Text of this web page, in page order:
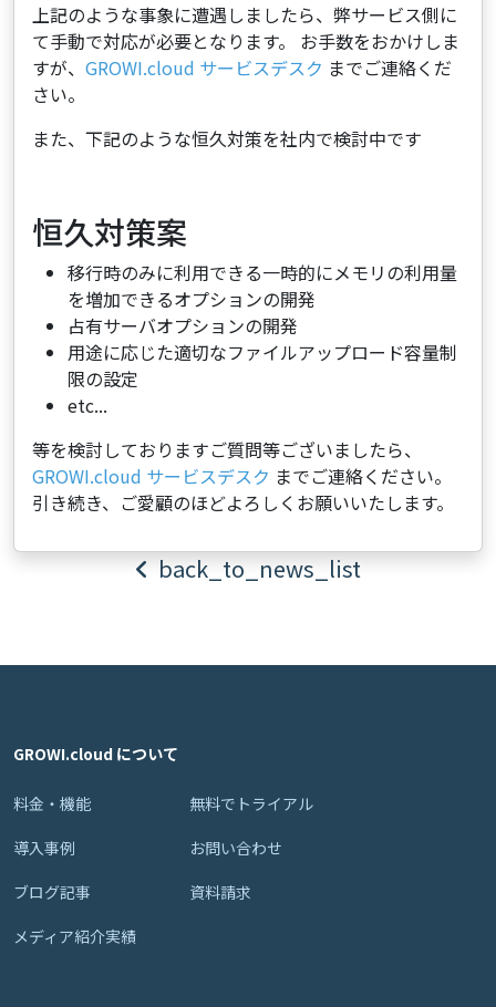
上記のような事象に遭遇しましたら、弊サービス側に
て手動で対応が必要となります。 お手数をおかけしま
すが、 GROWI.cloud サービスデスク までご連絡くだ
さい。
また、下記のような恒久対策を社内で検討中です
恒久対策案
移行時のみに利用できる一時的にメモリの利用量
を増加できるオプションの開発
占有サーバオプションの開発
用途に応じた適切なファイルアップロード容量制
限の設定
etc...
​ 等を検討しております ​ ご質問等ございましたら、
GROWI.cloud サービスデスク までご連絡ください。
引き続き、ご愛顧のほどよろしくお願いいたします。
back_to_news_list
GROWI.cloud について
料金・機能
導入事例
ブログ記事
メディア紹介実績
無料でトライアル
お問い合わせ
資料請求